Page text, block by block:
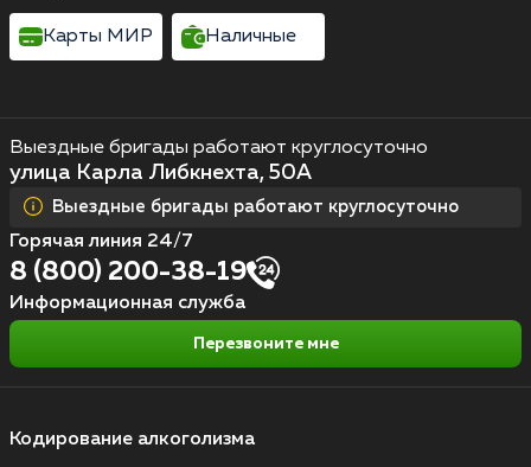
Кодирование алкоголизма
Выездные бригады работают круглосуточно
улица Карла Либкнехта, 50А
Выездные бригады работают круглосуточно
Горячая линия 24/7
8 (800) 200-38-19
Информационная служба
Перезвоните мне
Карты МИР Наличные